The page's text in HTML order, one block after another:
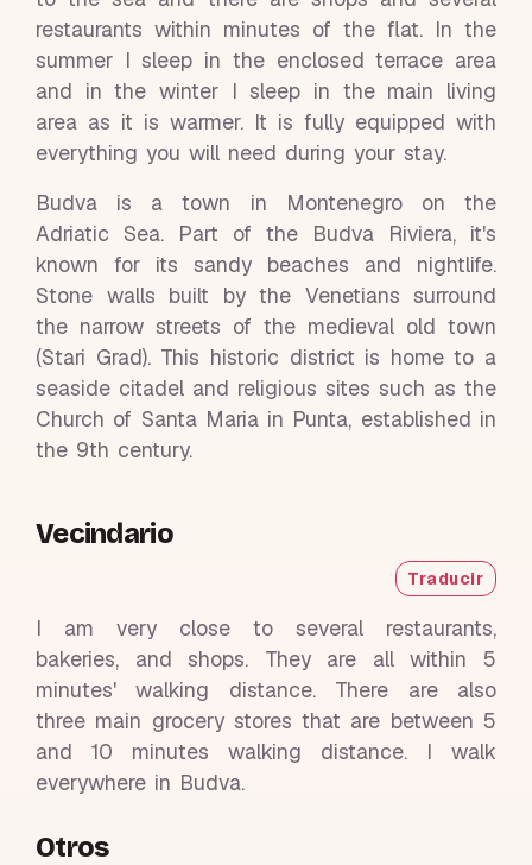
restaurants within minutes of the flat. In the
summer I sleep in the enclosed terrace area
and in the winter I sleep in the main living
area as it is warmer. It is fully equipped with
everything you will need during your stay.
Budva is a town in Montenegro on the
Adriatic Sea. Part of the Budva Riviera, it's
known for its sandy beaches and nightlife.
Stone walls built by the Venetians surround
the narrow streets of the medieval old town
(Stari Grad). This historic district is home to a
seaside citadel and religious sites such as the
Church of Santa Maria in Punta, established in
the 9th century.
Vecindario
Traducir
I am very close to several restaurants,
bakeries, and shops. They are all within 5
minutes' walking distance. There are also
three main grocery stores that are between 5
and 10 minutes walking distance. I walk
everywhere in Budva.
Otros